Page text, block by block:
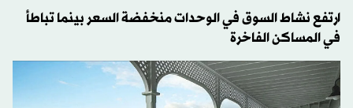
ارتفع نشاط السوق في الوحدات منخفضة السعر بينما تباطأ
في المساكن الفاخرة